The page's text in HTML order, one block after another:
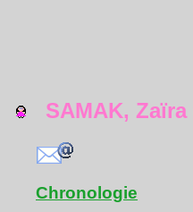
SAMAK, Zaïra
Chronologie